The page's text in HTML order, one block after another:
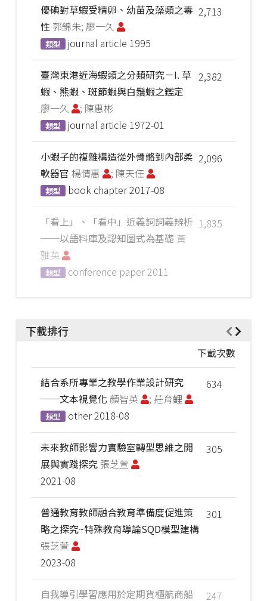
2,713
優碘對草蝦受精卵、幼苗及藻類之毒
性 郭錦朱; 廖一久
類型 journal article 1995
2,382
臺灣東港近海蝦類之分類研究－I. 草
蝦、熊蝦、斑節蝦與白鬚蝦之鑑定
廖一久
; 陳惠彬
類型 journal article 1972-01
2,096
小蝦子的複雜構造從外骨骼到內部柔
軟器官 楊倩惠 ; 陳天任
類型 book chapter2017-08
1,835
「看上」、「看中」近義詞詞義辨析
──以語料庫及認知圖式為基礎 黃
雅英
類型 conference paper2011
下載排行
下載次數
634
結合系所專業之教學作業設計研究
──文本視覺化 顏智英 ; 莊育鲤
類型 other2018-08
305
未來教師影響力實驗室轉型思維之開
展與實踐探究 張芝萱
2021-08
301
普通教育教師融合教育準備度促進策
略之探究~特殊教育導論SQD模型建構
張芝萱
2023-08
247
自我導引學習應用於定期貨櫃航商船